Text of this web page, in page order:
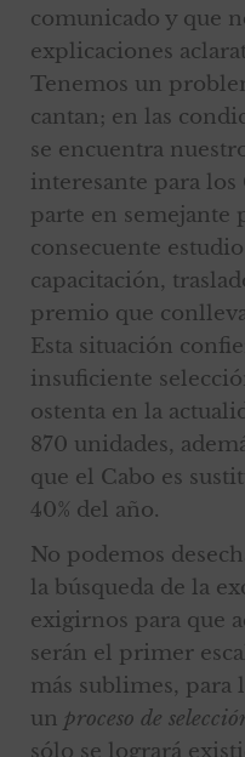
comunicado y que
explicaciones
Tenemos un
cantan; en las
se encuentra
interesante para
parte en semejante
consecuente
capacitación,
premio que
Esta situación
insuficiente
ostenta en la
870 unidades,
que el Cabo es
40% del año.
No podemos
la búsqueda de la
exigirnos para que
serán el primer
más sublimes, para
un proceso de
sólo se logrará